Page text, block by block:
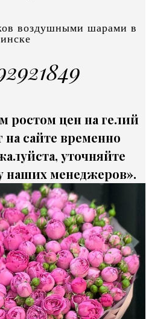
воздушными шарами в
ростом цен на гелий
на сайте временно
уточняйте
наших менеджеров».